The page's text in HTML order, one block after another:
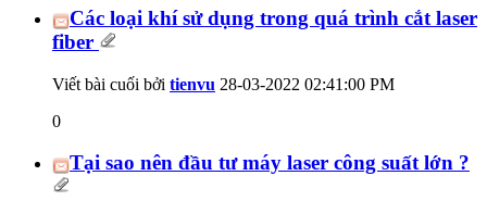
Các loại khí sử dụng trong quá trình cắt laser
fiber
Viết bài cuối bởi tienvu 28-03-2022 02:41:00 PM
0
Tại sao nên đầu tư máy laser công suất lớn ?